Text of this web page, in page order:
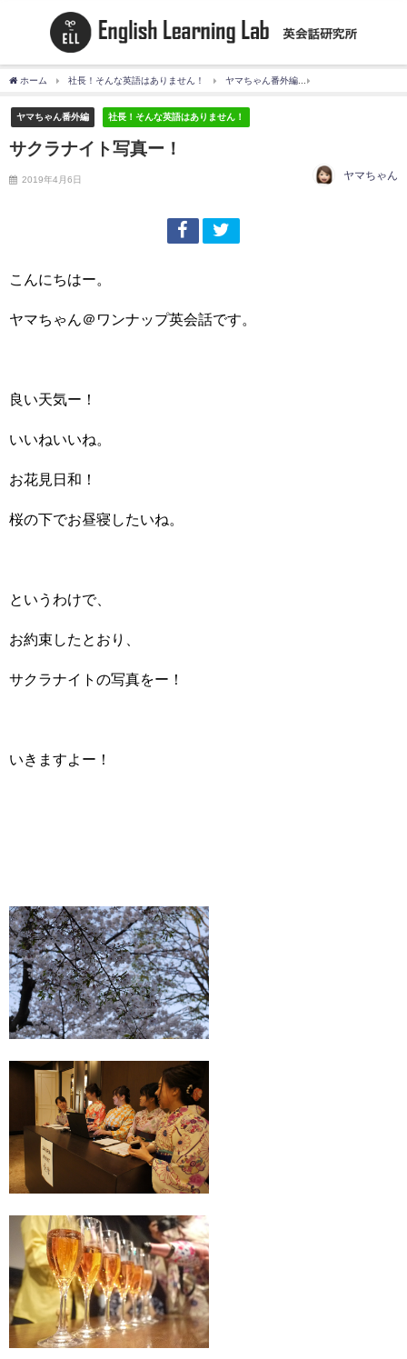
ホーム 社長！そんな英語はありません！ ヤマちゃん番外編
ヤマちゃん番外編 社長！そんな英語はありません！
サクラナイト写真ー！
2019年4月6日 ヤマちゃん
こんにちはー。
ヤマちゃん＠ワンナップ英会話です。
良い天気ー！
いいねいいね。
お花見日和！
桜の下でお昼寝したいね。
というわけで、
お約束したとおり、
サクラナイトの写真をー！
いきますよー！